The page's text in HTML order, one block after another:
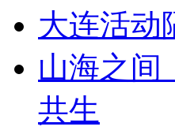
大连活动
山海之
共生